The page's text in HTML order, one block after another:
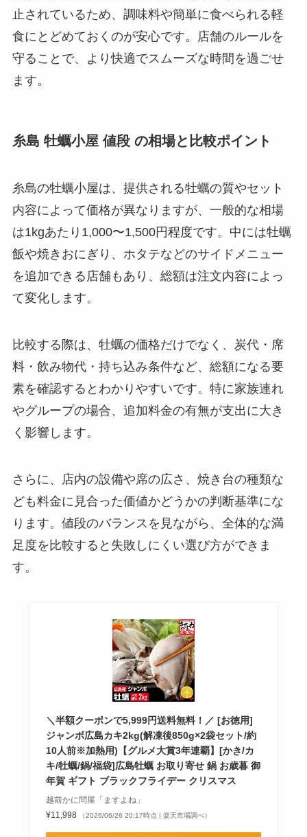
止されているため、調味料や簡単に食べられる軽
食にとどめておくのが安心です。店舗のルールを
守ることで、より快適でスムーズな時間を過ごせ
ます。
糸島 牡蠣小屋 値段 の相場と比較ポイント
糸島の牡蠣小屋は、提供される牡蠣の質やセット
内容によって価格が異なりますが、一般的な相場
は1kgあたり1,000〜1,500円程度です。中には牡蠣
飯や焼きおにぎり、ホタテなどのサイドメニュー
を追加できる店舗もあり、総額は注文内容によっ
て変化します。
比較する際は、牡蠣の価格だけでなく、炭代・席
料・飲み物代・持ち込み条件など、総額になる要
素を確認するとわかりやすいです。特に家族連れ
やグループの場合、追加料金の有無が支出に大き
く影響します。
さらに、店内の設備や席の広さ、焼き台の種類な
ども料金に見合った価値かどうかの判断基準にな
ります。値段のバランスを見ながら、全体的な満
足度を比較すると失敗しにくい選び方ができま
す。
＼半額クーポンで5,999円送料無料！／ [お徳用]
ジャンボ広島カキ2kg(解凍後850g×2袋セット/約
10人前※加熱用)【グルメ大賞3年連覇】[かき/カ
キ/牡蠣/鍋/福袋]広島牡蠣 お取り寄せ 鍋 お歳暮 御
年賀 ギフト ブラックフライデー クリスマス
越前かに問屋「ますよね」
¥11,998
（2026/06/26 20:17時点 | 楽天市場調べ）